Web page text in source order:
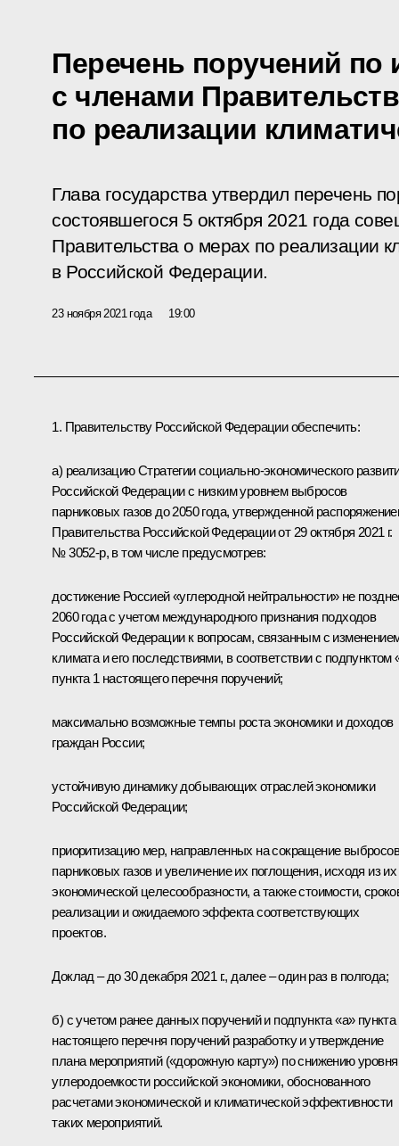
Перечень поручений по
с членами
по реализации
Глава государства утвердил перечень
состоявшегося 5 октября 2021 года
Правительства о мерах по реализации
в Российской Федерации.
23 ноября 2021 года 19:00
1. Правительству Российской Федерации обеспечить:
а) реализацию Стратегии социально-экономического
Российской Федерации с низким уровнем выбросов
парниковых газов до 2050 года, утвержденной
Правительства Российской Федерации от 29 октября 2021 г.
№ 3052-р, в том числе предусмотрев:
достижение Россией «углеродной нейтральности» не
2060 года с учетом международного признания подходов
Российской Федерации к вопросам, связанным с
климата и его последствиями, в соответствии с подпунктом
пункта 1 настоящего перечня поручений;
максимально возможные темпы роста экономики и доходов
граждан России;
устойчивую динамику добывающих отраслей экономики
Российской Федерации;
приоритизацию мер, направленных на сокращение выбросов
парниковых газов и увеличение их поглощения, исходя из их
экономической целесообразности, а также стоимости,
реализации и ожидаемого эффекта соответствующих
проектов.
Доклад – до 30 декабря 2021 г., далее – один раз в полгода;
б) с учетом ранее данных поручений и подпункта «а» пункта
настоящего перечня поручений разработку и утверждение
плана мероприятий («дорожную карту») по снижению уровня
углеродоемкости российской экономики, обоснованного
расчетами экономической и климатической эффективности
таких мероприятий.